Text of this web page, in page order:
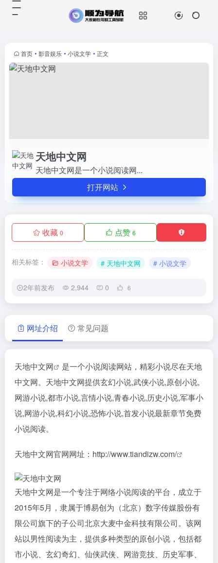
首页 • 影音娱乐 • 小说文学 • 正文
天地中文网
天地中文网是一个小说阅读网...
打开网站
收藏 0 点赞 6
相关标签： 小说文学 # 天地中文网 # 小说文学
2年前发布 2,944 0 6
网址介绍 常见问题
天地中文网
是一个小说阅读网站，精彩小说尽在天地
中文网。天地中文网提供玄幻小说,武侠小说,原创小说,
网游小说,都市小说,言情小说,青春小说,历史小说,军事小
说,网游小说,科幻小说,恐怖小说,首发小说最新章节免费
小说阅读。
天地中文网官网网址： http://www.tiandizw.com/
天地中文网是一个专注于网络小说阅读的平台，成立于
2015年5月，隶属于博易创为（北京）数字传媒股份有
限公司旗下的子公司北京大麦中金科技有限公司。该网
站以男性阅读为主，提供多种类型的原创小说，包括都
市小说、玄幻奇幻、仙侠武侠、网游竞技、历史军事、